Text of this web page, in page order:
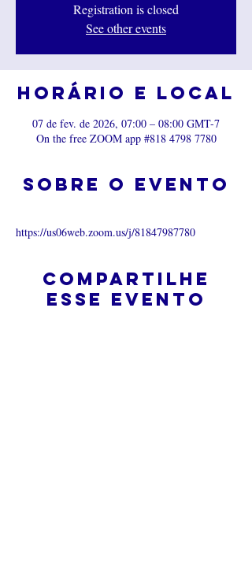
Registration is closed
See other events
Horário e local
07 de fev. de 2026, 07:00 – 08:00 GMT-7
On the free ZOOM app #818 4798 7780
Sobre o evento
https://us06web.zoom.us/j/81847987780
Compartilhe
esse evento